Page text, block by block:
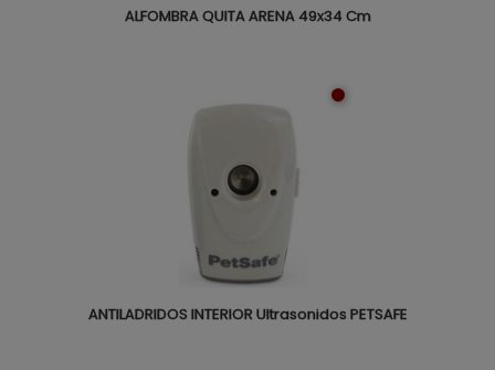
ALFOMBRA QUITA ARENA 49x34 Cm
ANTILADRIDOS INTERIOR Ultrasonidos PETSAFE